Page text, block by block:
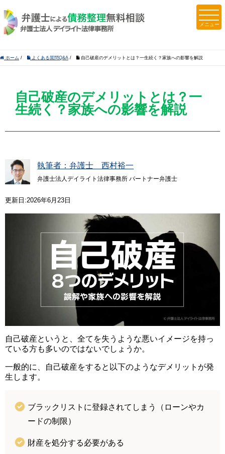
ホーム / よくある質問Q&A / 自己破産のデメリットとは？一生続く？家族への影響を解説
自己破産のデメリットとは？一
生続く？家族への影響を解説
執筆者：弁護士 西村裕一
弁護士法人デイライト法律事務所 パートナー弁護士
更新日:2026年6月23日
自己破産というと、全てを失うような悪いイメージを持っ
ている方も多いのではないでしょうか。
一般的に、自己破産をすると以下のようなデメリットが発
生します。
ブラックリストに登録されてしまう（ローンやカ
ードの制限）
財産を処分する必要がある